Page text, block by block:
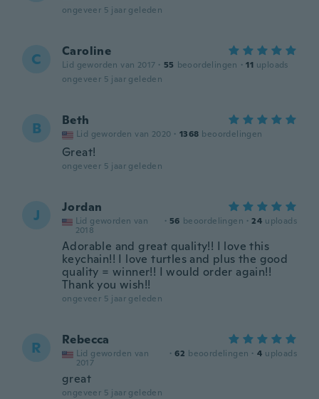
ongeveer 5 jaar geleden
C Caroline
Lid geworden van 2017 · 55 beoordelingen · 11 uploads
ongeveer 5 jaar geleden
B Beth
Lid geworden van 2020 · 1368 beoordelingen
Great!
ongeveer 5 jaar geleden
J Jordan
Lid geworden van
2018
· 56 beoordelingen · 24 uploads
Adorable and great quality!! I love this
keychain!! I love turtles and plus the good
quality = winner!! I would order again!!
Thank you wish!!
ongeveer 5 jaar geleden
R Rebecca
Lid geworden van
2017
· 62 beoordelingen · 4 uploads
great
ongeveer 5 jaar geleden